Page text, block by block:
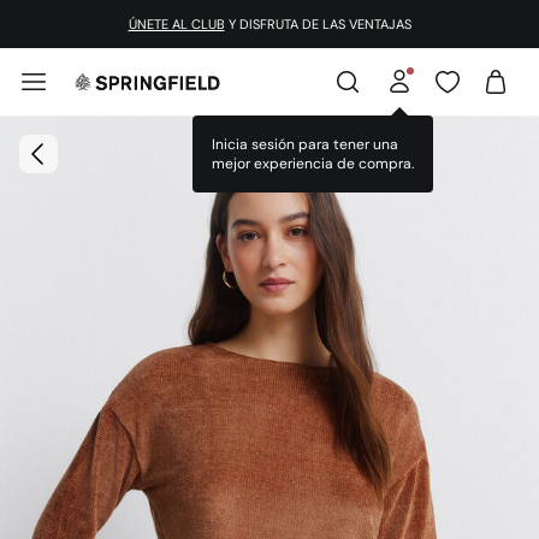
ÚNETE AL CLUB Y DISFRUTA DE LAS VENTAJAS
Inicia sesión para tener una
mejor experiencia de compra.